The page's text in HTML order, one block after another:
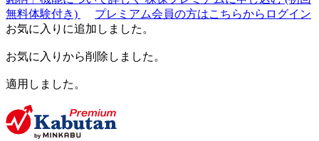
無料体験付き)
プレミアム会員の方はこちらからログイン
お気に入りに追加しました。
お気に入りから削除しました。
適用しました。